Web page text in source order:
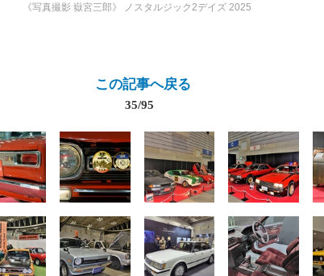
《写真撮影 嶽宮三郎》 ノスタルジック2デイズ 2025
この記事へ戻る
35/95